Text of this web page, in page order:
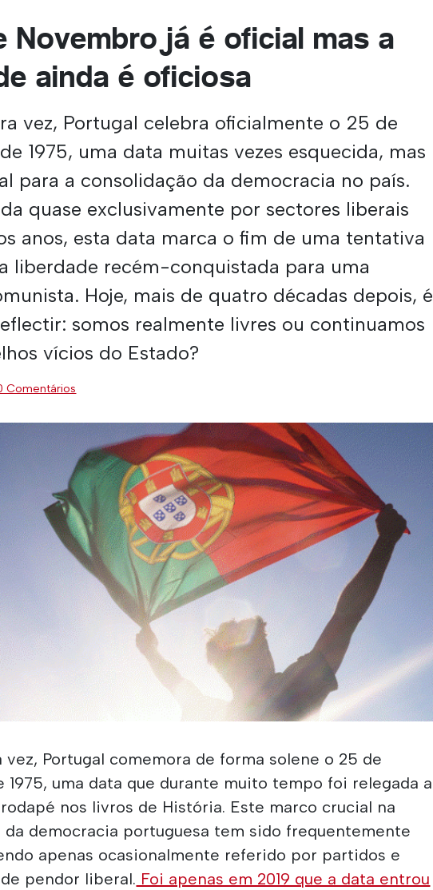
Novembro já é oficial mas a
ainda é oficiosa
vez, Portugal celebra oficialmente o 25 de
1975, uma data muitas vezes esquecida, mas
para a consolidação da democracia no país.
quase exclusivamente por sectores liberais
anos, esta data marca o fim de uma tentativa
liberdade recém-conquistada para uma
Hoje, mais de quatro décadas depois, é
somos realmente livres ou continuamos
vícios do Estado?
Comentários
vez, Portugal comemora de forma solene o 25 de
1975, uma data que durante muito tempo foi relegada a
nos livros de História. Este marco crucial na
da democracia portuguesa tem sido frequentemente
apenas ocasionalmente referido por partidos e
pendor liberal. Foi apenas em 2019 que a data entrou